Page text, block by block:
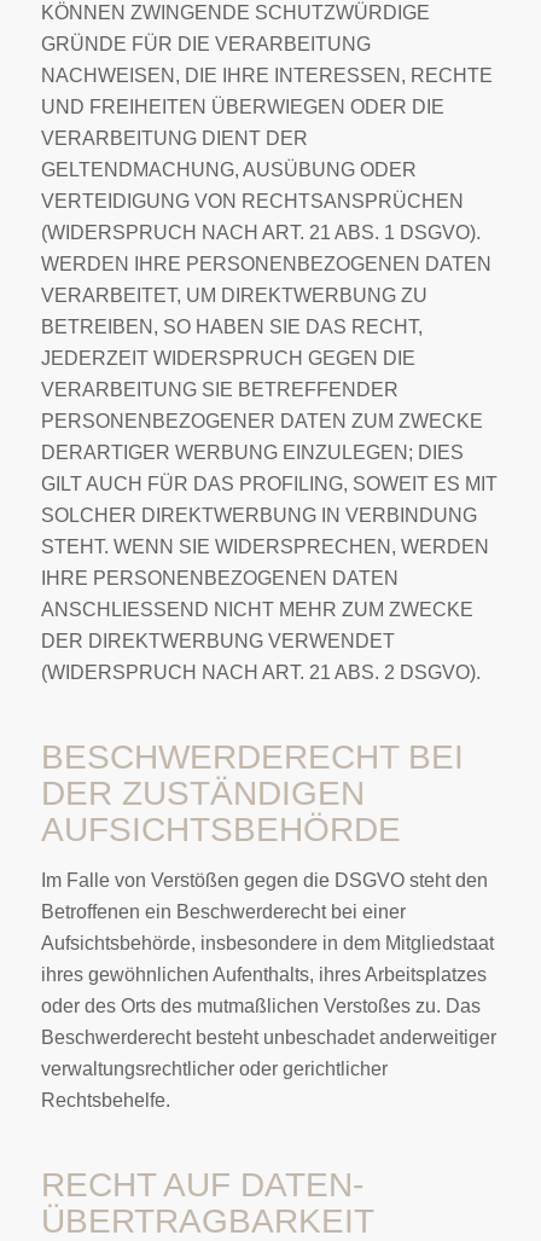
KÖNNEN ZWINGENDE SCHUTZWÜRDIGE
GRÜNDE FÜR DIE VERARBEITUNG
NACHWEISEN, DIE IHRE INTERESSEN, RECHTE
UND FREIHEITEN ÜBERWIEGEN ODER DIE
VERARBEITUNG DIENT DER
GELTENDMACHUNG, AUSÜBUNG ODER
VERTEIDIGUNG VON RECHTSANSPRÜCHEN
(WIDERSPRUCH NACH ART. 21 ABS. 1 DSGVO).
WERDEN IHRE PERSONENBEZOGENEN DATEN
VERARBEITET, UM DIREKTWERBUNG ZU
BETREIBEN, SO HABEN SIE DAS RECHT,
JEDERZEIT WIDERSPRUCH GEGEN DIE
VERARBEITUNG SIE BETREFFENDER
PERSONENBEZOGENER DATEN ZUM ZWECKE
DERARTIGER WERBUNG EINZULEGEN; DIES
GILT AUCH FÜR DAS PROFILING, SOWEIT ES MIT
SOLCHER DIREKTWERBUNG IN VERBINDUNG
STEHT. WENN SIE WIDERSPRECHEN, WERDEN
IHRE PERSONENBEZOGENEN DATEN
ANSCHLIESSEND NICHT MEHR ZUM ZWECKE
DER DIREKTWERBUNG VERWENDET
(WIDERSPRUCH NACH ART. 21 ABS. 2 DSGVO).
BESCHWERDE­RECHT BEI
DER ZUSTÄNDIGEN
AUFSICHTS­BEHÖRDE
Im Falle von Verstößen gegen die DSGVO steht den
Betroffenen ein Beschwerderecht bei einer
Aufsichtsbehörde, insbesondere in dem Mitgliedstaat
ihres gewöhnlichen Aufenthalts, ihres Arbeitsplatzes
oder des Orts des mutmaßlichen Verstoßes zu. Das
Beschwerderecht besteht unbeschadet anderweitiger
verwaltungsrechtlicher oder gerichtlicher
Rechtsbehelfe.
RECHT AUF DATEN­
ÜBERTRAG­BARKEIT